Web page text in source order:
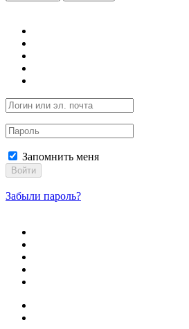
Запомнить меня
Войти
Забыли пароль?